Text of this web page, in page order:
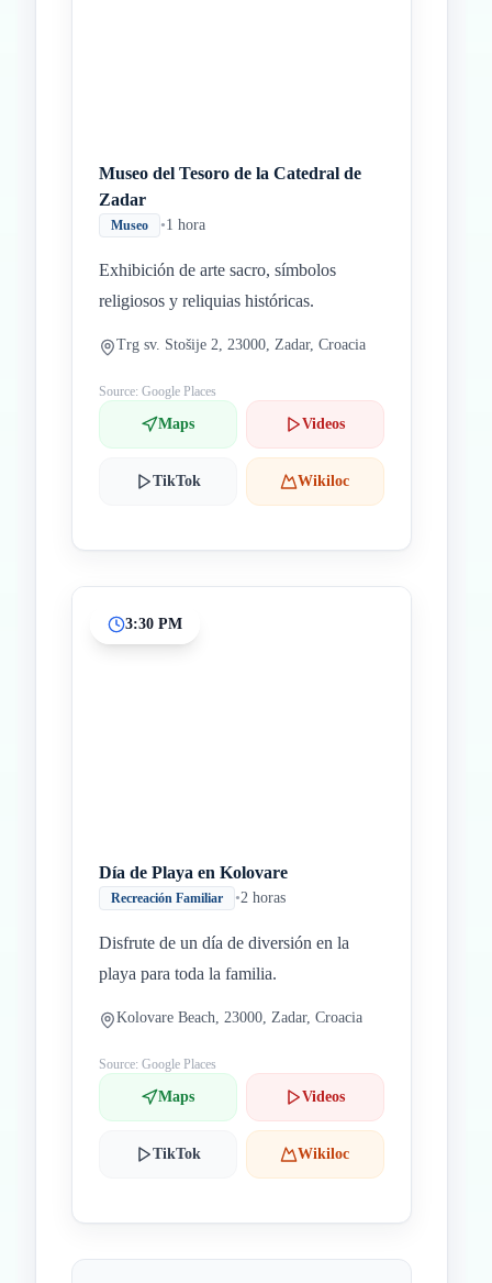
Museo del Tesoro de la Catedral de
Zadar
Museo •1 hora
Exhibición de arte sacro, símbolos
religiosos y reliquias históricas.
Trg sv. Stošije 2, 23000, Zadar, Croacia
Source: Google Places
Maps Videos
TikTok Wikiloc
3:30 PM
Día de Playa en Kolovare
Recreación Familiar •2 horas
Disfrute de un día de diversión en la
playa para toda la familia.
Kolovare Beach, 23000, Zadar, Croacia
Source: Google Places
Maps Videos
TikTok Wikiloc